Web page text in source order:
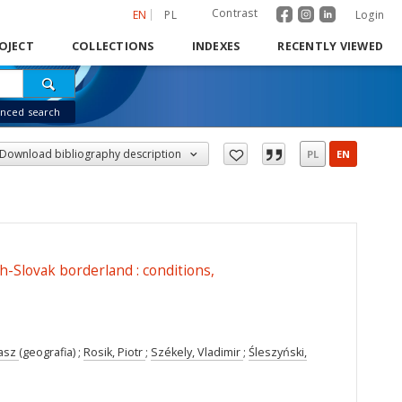
EN PL Contrast Login
COLLECTIONS INDEXES RECENTLY VIEWED
search
Download bibliography description PL EN
Slovak borderland : conditions,
(geografia) ; Rosik, Piotr ; Székely, Vladimir ; Śleszyński,